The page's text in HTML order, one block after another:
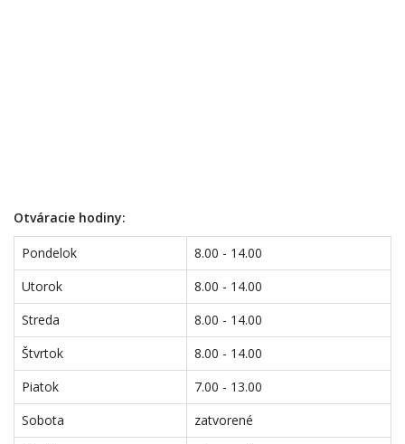
Otváracie hodiny:
Pondelok
8.00 - 14.00
Utorok
8.00 - 14.00
Streda
8.00 - 14.00
Štvrtok
8.00 - 14.00
Piatok
7.00 - 13.00
Sobota
zatvorené